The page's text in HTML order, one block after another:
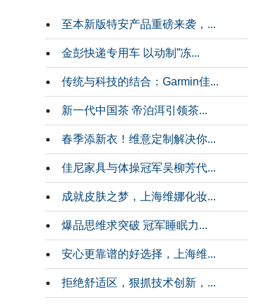
至本新版特安产品重磅来袭，...
金彭快递专用车 以动制”冻...
传统与科技的结合：Garmin佳...
新一代中国茶 帝泊洱引领茶...
春季添新衣！维意定制解决你...
佳尼家具与体操冠军吴柳芳代...
成就皮肤之梦，上海维娜化妆...
爆品思维求突破 冠军睡眠力...
安心更靠谱的好选择，上海维...
拒绝舒适区，狠抓技术创新，...